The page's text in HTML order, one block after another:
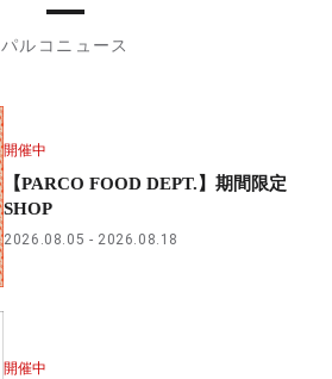
パルコニュース
開催中
【PARCO FOOD DEPT.】期間限定
SHOP
2026.08.05 2026.08.18
開催中